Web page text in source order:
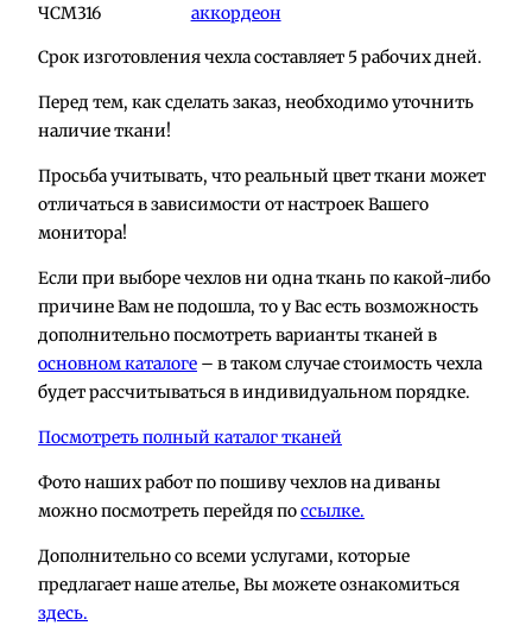
ЧСМ316
аккордеон
Срок изготовления чехла составляет 5 рабочих дней.
Перед тем, как сделать заказ, необходимо уточнить
наличие ткани!
Просьба учитывать, что реальный цвет ткани может
отличаться в зависимости от настроек Вашего
монитора!
Если при выборе чехлов ни одна ткань по какой-либо
причине Вам не подошла, то у Вас есть возможность
дополнительно посмотреть варианты тканей в
основном каталоге – в таком случае стоимость чехла
будет рассчитываться в индивидуальном порядке.
Посмотреть полный каталог тканей
Фото наших работ по пошиву чехлов на диваны
можно посмотреть перейдя поссылке.
Дополнительно со всеми услугами, которые
предлагает наше ателье, Вы можете ознакомиться
здесь.